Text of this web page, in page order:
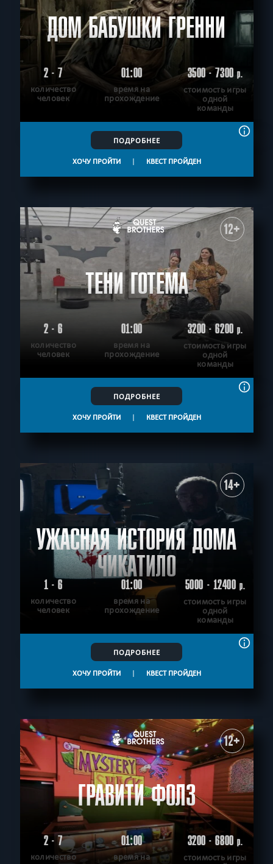
ДОМ БАБУШКИ ГРЕННИ
2 - 7
количество
человек
01:00
время на
прохождение
3500 - 7300р.
стоимость игры
одной
команды
ПОДРОБНЕЕ
ХОЧУ ПРОЙТИ | КВЕСТ ПРОЙДЕН
12+
ТЕНИ ГОТЕМА
2 - 6
количество
человек
01:00
время на
прохождение
3200 - 6200р.
стоимость игры
одной
команды
ПОДРОБНЕЕ
ХОЧУ ПРОЙТИ | КВЕСТ ПРОЙДЕН
14+
УЖАСНАЯ ИСТОРИЯ ДОМА
ЧИКАТИЛО
1 - 6
количество
человек
01:00
время на
прохождение
5000 - 12400р.
стоимость игры
одной
команды
ПОДРОБНЕЕ
ХОЧУ ПРОЙТИ | КВЕСТ ПРОЙДЕН
12+
ГРАВИТИ ФОЛЗ
2 - 7
количество
01:00
время на
3200 - 6800р.
стоимость игры